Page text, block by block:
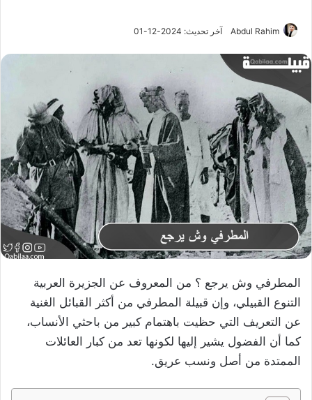
Abdul Rahim آخر تحديث: 2024-12-01
المطرفي وش يرجع ؟ من المعروف عن الجزيرة العربية
التنوع القبيلي، وإن قبيلة المطرفي من أكثر القبائل الغنية
عن التعريف التي حظيت باهتمام كبير من باحثي الأنساب،
كما أن الفضول يشير إليها لكونها تعد من كبار العائلات
الممتدة من أصل ونسب عريق.